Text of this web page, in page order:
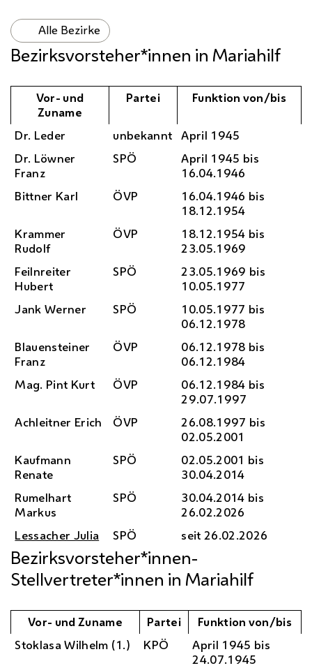
Alle Bezirke
Bezirksvorsteher*innen in Mariahilf
Vor- und
Zuname
Partei Funktion von/bis
Dr. Leder unbekannt
April 1945
Dr. Löwner
Franz
SPÖ
April 1945 bis
16.04.1946
Bittner Karl
ÖVP
16.04.1946 bis
18.12.1954
Krammer
Rudolf
ÖVP
18.12.1954 bis
23.05.1969
Feilnreiter
Hubert
SPÖ
23.05.1969 bis
10.05.1977
Jank Werner
SPÖ
10.05.1977 bis
06.12.1978
Blauensteiner
Franz
ÖVP
06.12.1978 bis
06.12.1984
Mag. Pint Kurt ÖVP
06.12.1984 bis
29.07.1997
Achleitner Erich
ÖVP
26.08.1997 bis
02.05.2001
Kaufmann
Renate
SPÖ
02.05.2001 bis
30.04.2014
Rumelhart
Markus
SPÖ
30.04.2014 bis
26.02.2026
Lessacher Julia
SPÖ seit 26.02.2026
Bezirksvorsteher*innen-
Stellvertreter*innen in Mariahilf
Vor- und Zuname Partei
Funktion von/bis
Stoklasa Wilhelm (1.)
KPÖ
April 1945 bis
24.07.1945